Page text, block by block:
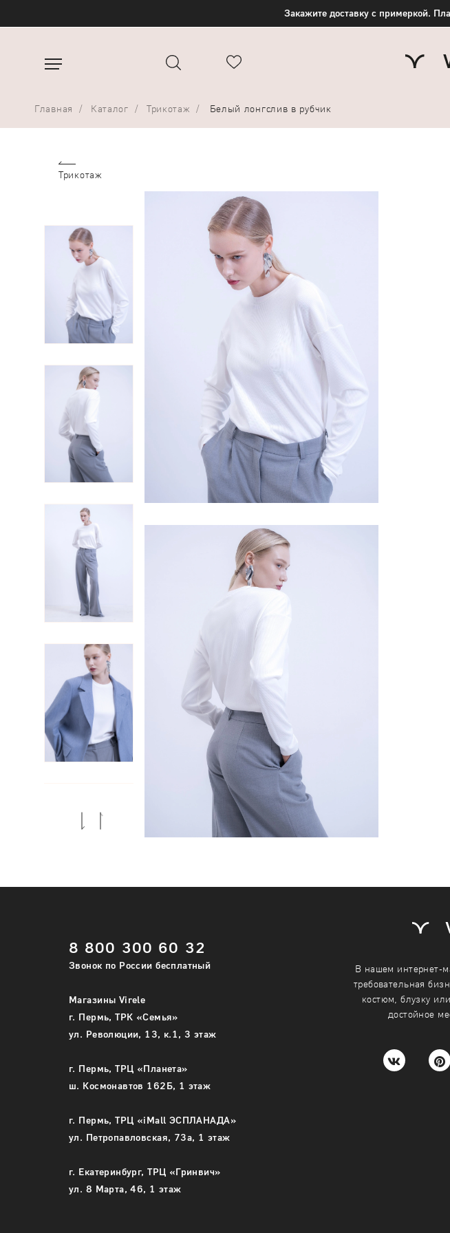
Закажите доставку с примеркой.
Главная Каталог Трикотаж Белый лонгслив в рубчик
Трикотаж
Previous
8 800 300 60 32
Звонок по России бесплатный
Магазины Virele
г. Пермь, ТРК «Семья»
ул. Революции, 13, к.1, 3 этаж
г. Пермь, ТРЦ «Планета»
ш. Космонавтов 162Б, 1 этаж
г. Пермь, ТРЦ «iMall ЭСПЛАНАДА»
ул. Петропавловская, 73а, 1 этаж
г. Екатеринбург, ТРЦ «Гринвич»
ул. 8 Марта, 46, 1 этаж
В нашем интернет-
требовательная
костюм, блузку
достойное